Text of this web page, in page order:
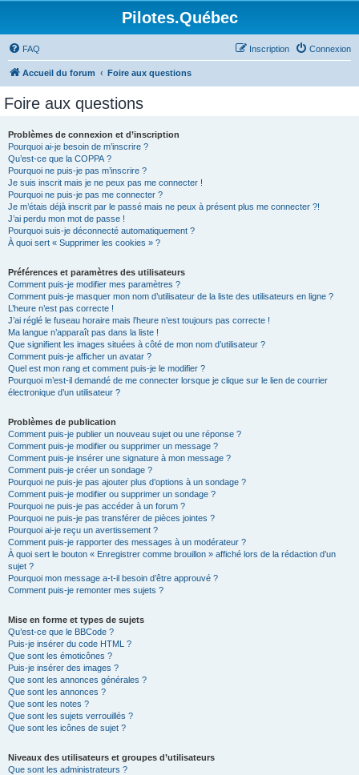
Pilotes.Québec
FAQ Connexion
Inscription
Accueil du forum Foire aux questions
Foire aux questions
Problèmes de connexion et d’inscription
Pourquoi ai-je besoin de m’inscrire ?
Qu’est-ce que la COPPA ?
Pourquoi ne puis-je pas m’inscrire ?
Je suis inscrit mais je ne peux pas me connecter !
Pourquoi ne puis-je pas me connecter ?
Je m’étais déjà inscrit par le passé mais ne peux à présent plus me connecter ?!
J’ai perdu mon mot de passe !
Pourquoi suis-je déconnecté automatiquement ?
À quoi sert « Supprimer les cookies » ?
Préférences et paramètres des utilisateurs
Comment puis-je modifier mes paramètres ?
Comment puis-je masquer mon nom d’utilisateur de la liste des utilisateurs en ligne ?
L’heure n’est pas correcte !
J’ai réglé le fuseau horaire mais l’heure n’est toujours pas correcte !
Ma langue n’apparaît pas dans la liste !
Que signifient les images situées à côté de mon nom d’utilisateur ?
Comment puis-je afficher un avatar ?
Quel est mon rang et comment puis-je le modifier ?
Pourquoi m’est-il demandé de me connecter lorsque je clique sur le lien de courrier
électronique d’un utilisateur ?
Problèmes de publication
Comment puis-je publier un nouveau sujet ou une réponse ?
Comment puis-je modifier ou supprimer un message ?
Comment puis-je insérer une signature à mon message ?
Comment puis-je créer un sondage ?
Pourquoi ne puis-je pas ajouter plus d’options à un sondage ?
Comment puis-je modifier ou supprimer un sondage ?
Pourquoi ne puis-je pas accéder à un forum ?
Pourquoi ne puis-je pas transférer de pièces jointes ?
Pourquoi ai-je reçu un avertissement ?
Comment puis-je rapporter des messages à un modérateur ?
À quoi sert le bouton « Enregistrer comme brouillon » affiché lors de la rédaction d’un
sujet ?
Pourquoi mon message a-t-il besoin d’être approuvé ?
Comment puis-je remonter mes sujets ?
Mise en forme et types de sujets
Qu’est-ce que le BBCode ?
Puis-je insérer du code HTML ?
Que sont les émoticônes ?
Puis-je insérer des images ?
Que sont les annonces générales ?
Que sont les annonces ?
Que sont les notes ?
Que sont les sujets verrouillés ?
Que sont les icônes de sujet ?
Niveaux des utilisateurs et groupes d’utilisateurs
Que sont les administrateurs ?